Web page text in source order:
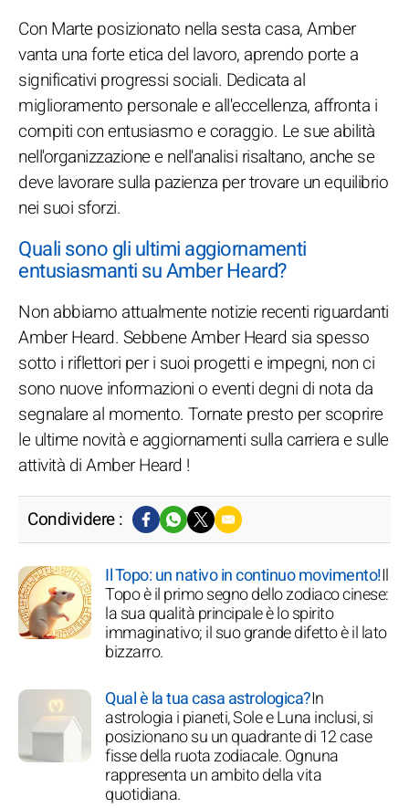
Con Marte posizionato nella sesta casa, Amber
vanta una forte etica del lavoro, aprendo porte a
significativi progressi sociali. Dedicata al
miglioramento personale e all'eccellenza, affronta i
compiti con entusiasmo e coraggio. Le sue abilità
nell'organizzazione e nell'analisi risaltano, anche se
deve lavorare sulla pazienza per trovare un equilibrio
nei suoi sforzi.
Quali sono gli ultimi aggiornamenti
entusiasmanti su Amber Heard?
Non abbiamo attualmente notizie recenti riguardanti
Amber Heard. Sebbene Amber Heard sia spesso
sotto i riflettori per i suoi progetti e impegni, non ci
sono nuove informazioni o eventi degni di nota da
segnalare al momento. Tornate presto per scoprire
le ultime novità e aggiornamenti sulla carriera e sulle
attività di Amber Heard !
Condividere :
Il Topo: un nativo in continuo movimento!Il
Topo è il primo segno dello zodiaco cinese:
la sua qualità principale è lo spirito
immaginativo; il suo grande difetto è il lato
bizzarro.
Qual è la tua casa astrologica?In
astrologia i pianeti, Sole e Luna inclusi, si
posizionano su un quadrante di 12 case
fisse della ruota zodiacale. Ognuna
rappresenta un ambito della vita
quotidiana.